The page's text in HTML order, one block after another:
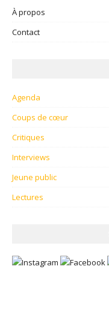
À propos
Contact
Agenda
Coups de cœur
Critiques
Interviews
Jeune public
Lectures